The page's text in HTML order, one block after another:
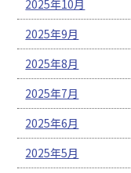
2025年10月
2025年9月
2025年8月
2025年7月
2025年6月
2025年5月